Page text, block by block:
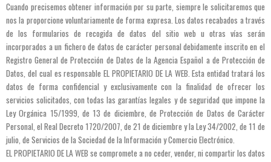
Cuando precisemos obtener información por su parte, siempre le solicitaremos que
nos la proporcione voluntariamente de forma expresa. Los datos recabados a través
de los formularios de recogida de datos del sitio web u otras vías serán
incorporados a un fichero de datos de carácter personal debidamente inscrito en el
Registro General de Protección de Datos de la Agencia Español a de Protección de
Datos, del cual es responsable EL PROPIETARIO DE LA WEB. Esta entidad tratará los
datos de forma confidencial y exclusivamente con la finalidad de ofrecer los
servicios solicitados, con todas las garantías legales y de seguridad que impone la
Ley Orgánica 15/1999, de 13 de diciembre, de Protección de Datos de Carácter
Personal, el Real Decreto 1720/2007, de 21 de diciembre y la Ley 34/2002, de 11 de
julio, de Servicios de la Sociedad de la Información y Comercio Electrónico.
EL PROPIETARIO DE LA WEB se compromete a no ceder, vender, ni compartir los datos